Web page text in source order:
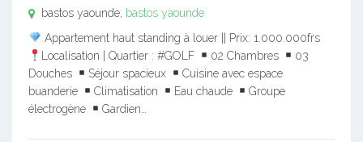
bastos yaounde, bastos yaounde
Appartement haut standing à louer || Prix: 1.000.000frs
Localisation | Quartier : #GOLF
02 Chambres
03
Douches
Séjour spacieux
Cuisine avec espace
buanderie
Climatisation Eau chaude
Groupe
électrogène
Gardien…